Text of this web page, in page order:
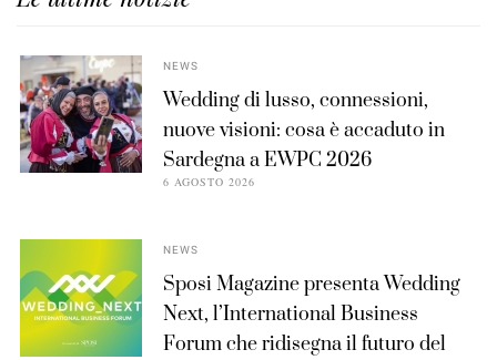
NEWS
Wedding di lusso, connessioni,
nuove visioni: cosa è accaduto in
Sardegna a EWPC 2026
6 AGOSTO 2026
NEWS
Sposi Magazine presenta Wedding
Next, l’International Business
Forum che ridisegna il futuro del